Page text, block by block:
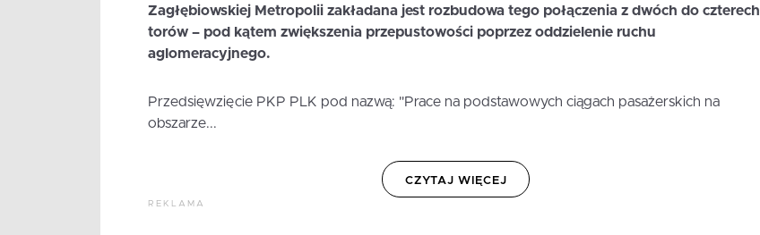
Zagłębiowskiej Metropolii zakładana jest rozbudowa tego połączenia z dwóch do czterech
torów – pod kątem zwiększenia przepustowości poprzez oddzielenie ruchu
aglomeracyjnego.
Przedsięwzięcie PKP PLK pod nazwą: "Prace na podstawowych ciągach pasażerskich na
obszarze...
CZYTAJ WIĘCEJ
REKLAMA